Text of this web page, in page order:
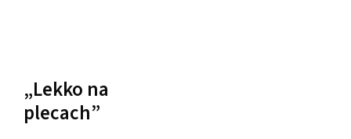
„Lekko na
plecach”